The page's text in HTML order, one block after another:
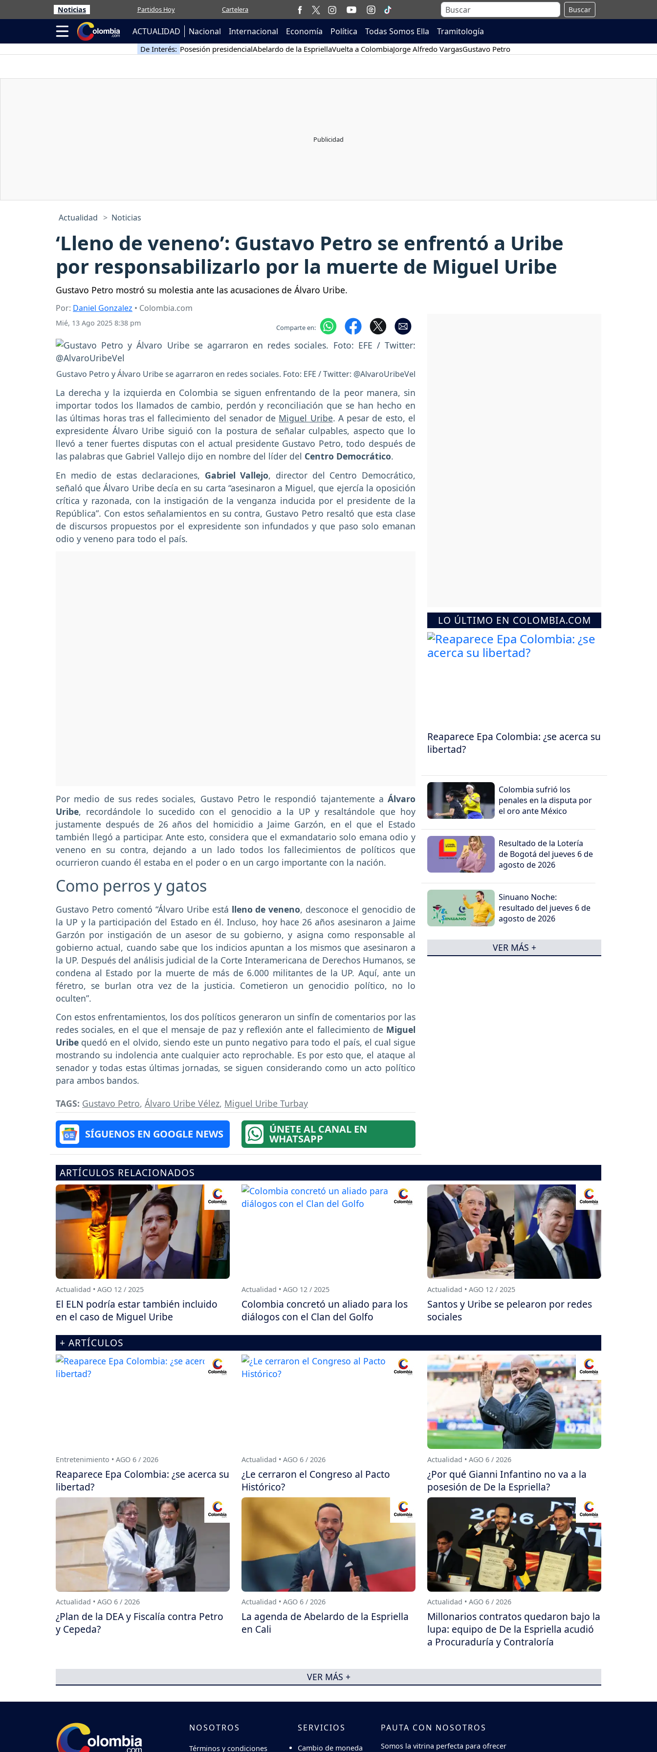
Noticias Partidos Hoy Cartelera Buscar
ACTUALIDAD Nacional Internacional Economía Política Todas Somos Ella Tramitología
De Interés: Posesión presidencialAbelardo de la EspriellaVuelta a ColombiaJorge Alfredo VargasGustavo Petro
Actualidad Noticias
‘Lleno de veneno’: Gustavo Petro se enfrentó a Uribe
por responsabilizarlo por la muerte de Miguel Uribe
Gustavo Petro mostró su molestia ante las acusaciones de Álvaro Uribe.
Por: Daniel Gonzalez • Colombia.com
Mié, 13 Ago 2025 8:38 pm Comparte en:
Gustavo Petro y Álvaro Uribe se agarraron en redes sociales. Foto: EFE / Twitter: @AlvaroUribeVel
La derecha y la izquierda en Colombia se siguen enfrentando de la peor manera, sin
importar todos los llamados de cambio, perdón y reconciliación que se han hecho en
las últimas horas tras el fallecimiento del senador de Miguel Uribe. A pesar de esto, el
expresidente Álvaro Uribe siguió con la postura de señalar culpables, aspecto que lo
llevó a tener fuertes disputas con el actual presidente Gustavo Petro, todo después de
las palabras que Gabriel Vallejo dijo en nombre del líder del Centro Democrático.
En medio de estas declaraciones, Gabriel Vallejo, director del Centro Democrático,
señaló que Álvaro Uribe decía en su carta “asesinaron a Miguel, que ejercía la oposición
crítica y razonada, con la instigación de la venganza inducida por el presidente de la
República”. Con estos señalamientos en su contra, Gustavo Petro resaltó que esta clase
de discursos propuestos por el expresidente son infundados y que paso solo emanan
odio y veneno para todo el país.
Por medio de sus redes sociales, Gustavo Petro le respondió tajantemente a Álvaro
Uribe, recordándole lo sucedido con el genocidio a la UP y resaltándole que hoy
justamente después de 26 años del homicidio a Jaime Garzón, en el que el Estado
también llegó a participar. Ante esto, considera que el exmandatario solo emana odio y
veneno en su contra, dejando a un lado todos los fallecimientos de políticos que
ocurrieron cuando él estaba en el poder o en un cargo importante con la nación.
Como perros y gatos
Gustavo Petro comentó “Álvaro Uribe está lleno de veneno, desconoce el genocidio de
la UP y la participación del Estado en él. Incluso, hoy hace 26 años asesinaron a Jaime
Garzón por instigación de un asesor de su gobierno, y asigna como responsable al
gobierno actual, cuando sabe que los indicios apuntan a los mismos que asesinaron a
la UP. Después del análisis judicial de la Corte Interamericana de Derechos Humanos, se
condena al Estado por la muerte de más de 6.000 militantes de la UP. Aquí, ante un
féretro, se burlan otra vez de la justicia. Cometieron un genocidio político, no lo
oculten”.
Con estos enfrentamientos, los dos políticos generaron un sinfín de comentarios por las
redes sociales, en el que el mensaje de paz y reflexión ante el fallecimiento de Miguel
Uribe quedó en el olvido, siendo este un punto negativo para todo el país, el cual sigue
mostrando su indolencia ante cualquier acto reprochable. Es por esto que, el ataque al
senador y todas estas últimas jornadas, se siguen considerando como un acto político
para ambos bandos.
TAGS: Gustavo Petro, Álvaro Uribe Vélez, Miguel Uribe Turbay
SÍGUENOS EN GOOGLE NEWS ÚNETE AL CANAL EN
WHATSAPP
LO ÚLTIMO EN COLOMBIA.COM
Reaparece Epa Colombia: ¿se acerca su
libertad?
Colombia sufrió los
penales en la disputa por
el oro ante México
Resultado de la Lotería
de Bogotá del jueves 6 de
agosto de 2026
Sinuano Noche:
resultado del jueves 6 de
agosto de 2026
VER MÁS +
ARTÍCULOS RELACIONADOS
Actualidad • AGO 12 / 2025
El ELN podría estar también incluido
en el caso de Miguel Uribe
Actualidad • AGO 12 / 2025
Colombia concretó un aliado para los
diálogos con el Clan del Golfo
Actualidad • AGO 12 / 2025
Santos y Uribe se pelearon por redes
sociales
+ ARTÍCULOS
Entretenimiento • AGO 6 / 2026
Reaparece Epa Colombia: ¿se acerca su
libertad?
Actualidad • AGO 6 / 2026
¿Le cerraron el Congreso al Pacto
Histórico?
Actualidad • AGO 6 / 2026
¿Por qué Gianni Infantino no va a la
posesión de De la Espriella?
Actualidad • AGO 6 / 2026
¿Plan de la DEA y Fiscalía contra Petro
y Cepeda?
Actualidad • AGO 6 / 2026
La agenda de Abelardo de la Espriella
en Cali
Actualidad • AGO 6 / 2026
Millonarios contratos quedaron bajo la
lupa: equipo de De la Espriella acudió
a Procuraduría y Contraloría
VER MÁS +
NOSOTROS
Términos y condiciones
SERVICIOS
Cambio de moneda
PAUTA CON NOSOTROS
Somos la vitrina perfecta para ofrecer